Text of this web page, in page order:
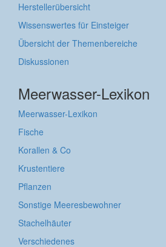
Herstellerübersicht
Wissenswertes für Einsteiger
Übersicht der Themenbereiche
Diskussionen
Meerwasser-Lexikon
Meerwasser-Lexikon
Fische
Korallen & Co
Krustentiere
Pflanzen
Sonstige Meeresbewohner
Stachelhäuter
Verschiedenes